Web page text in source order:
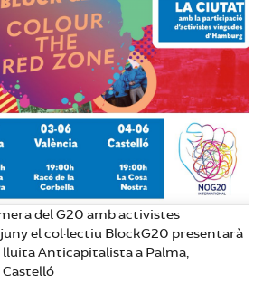
del G20 amb activistes
el col·lectiu BlockG20 presentarà
lluita Anticapitalista a Palma,
Castelló